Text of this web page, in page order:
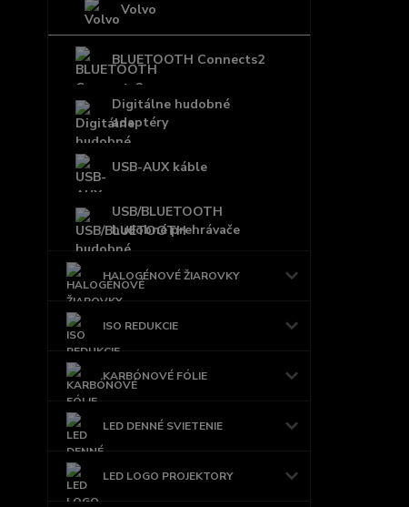
Volvo
BLUETOOTH Connects2
Digitálne hudobné
adaptéry
USB-AUX káble
USB/BLUETOOTH
hudobné prehrávače
HALOGÉNOVÉ ŽIAROVKY
ISO REDUKCIE
KARBÓNOVÉ FÓLIE
LED DENNÉ SVIETENIE
LED LOGO PROJEKTORY